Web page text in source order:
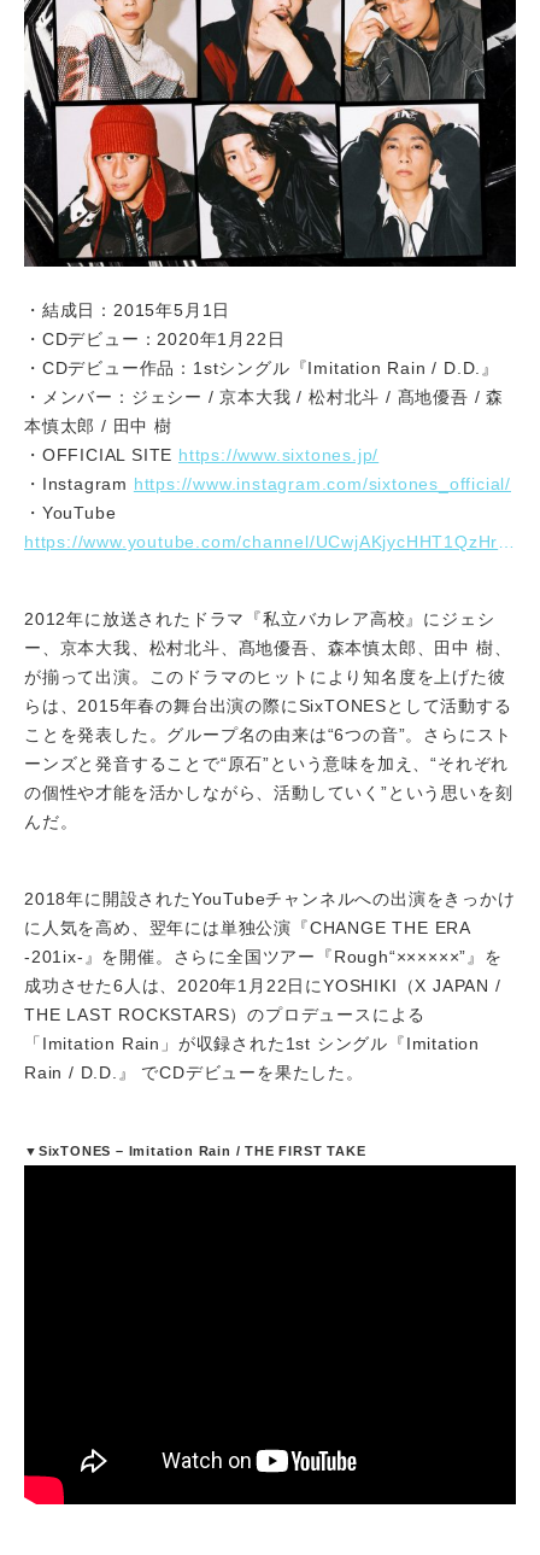
・結成日：2015年5月1日
・CDデビュー：2020年1月22日
・CDデビュー作品：1stシングル『Imitation Rain / D.D.』
・メンバー：ジェシー / 京本大我 / 松村北斗 / 髙地優吾 / 森
本慎太郎 / 田中 樹
・OFFICIAL SITE https://www.sixtones.jp/
・Instagram https://www.instagram.com/sixtones_official/
・YouTube
2012年に放送されたドラマ『私立バカレア高校』にジェシ
ー、京本大我、松村北斗、髙地優吾、森本慎太郎、田中 樹、
が揃って出演。このドラマのヒットにより知名度を上げた彼
らは、2015年春の舞台出演の際にSixTONESとして活動する
ことを発表した。グループ名の由来は“6つの音”。さらにスト
ーンズと発音することで“原石”という意味を加え、“それぞれ
の個性や才能を活かしながら、活動していく”という思いを刻
んだ。
2018年に開設されたYouTubeチャンネルへの出演をきっかけ
に人気を高め、翌年には単独公演『CHANGE THE ERA
-201ix-』を開催。さらに全国ツアー『Rough“××××××”』を
成功させた6人は、2020年1月22日にYOSHIKI（X JAPAN /
THE LAST ROCKSTARS）のプロデュースによる
「Imitation Rain」が収録された1st シングル『Imitation
Rain / D.D.』 でCDデビューを果たした。
▼SixTONES – Imitation Rain / THE FIRST TAKE